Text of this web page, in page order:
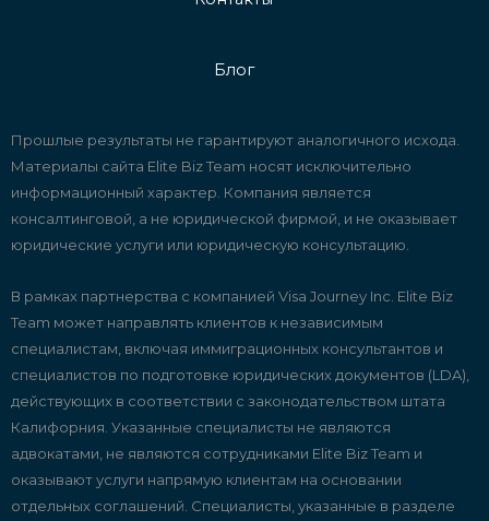
Услуги по подготовке налогов
консалтинг
Управление социальными сетями
Блог
Прошлые результаты не гарантируют аналогичного исхода.
Материалы сайта Elite Biz Team носят исключительно
информационный характер. Компания является
консалтинговой, а не юридической фирмой, и не оказывает
юридические услуги или юридическую консультацию.
В рамках партнерства с компанией Visa Journey Inc. Elite Biz
Team может направлять клиентов к независимым
специалистам, включая иммиграционных консультантов и
специалистов по подготовке юридических документов (LDA),
действующих в соответствии с законодательством штата
Калифорния. Указанные специалисты не являются
адвокатами, не являются сотрудниками Elite Biz Team и
оказывают услуги напрямую клиентам на основании
отдельных соглашений. Специалисты, указанные в разделе